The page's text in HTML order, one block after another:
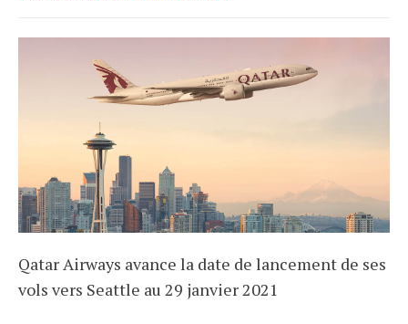
Qatar Airways avance la date de lancement de ses
vols vers Seattle au 29 janvier 2021